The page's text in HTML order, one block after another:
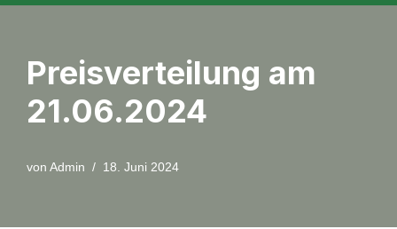
Preisverteilung am
21.06.2024
von Admin 18. Juni 2024